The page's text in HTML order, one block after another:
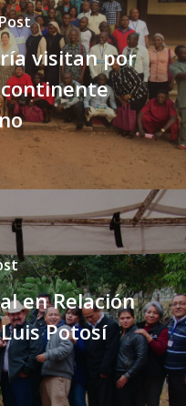
visitan por
en Relación
Potosí